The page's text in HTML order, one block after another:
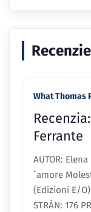
Recenzie
What Thomas
Ferrante
AUTOR:
´amore
(Edizioni E/O)
STRÁN: 176